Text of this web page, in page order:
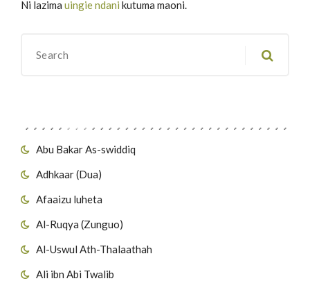
Abu Bakar As-swiddiq
Adhkaar (Dua)
Afaaizu luheta
Al-Ruqya (Zunguo)
Al-Uswul Ath-Thalaathah
Ali ibn Abi Twalib
Ni lazima uingie ndani kutuma maoni.